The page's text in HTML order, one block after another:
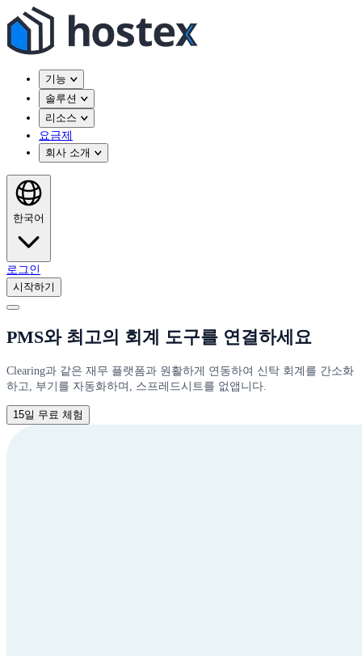
기능
솔루션
리소스
요금제
회사 소개
한국어
로그인
시작하기
PMS와 최고의 회계 도구를 연결하세요
Clearing과 같은 재무 플랫폼과 원활하게 연동하여 신탁 회계를 간소화
하고, 부기를 자동화하며, 스프레드시트를 없앱니다.
15일 무료 체험